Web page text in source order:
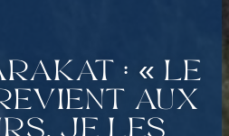
: « Le
aux
je les